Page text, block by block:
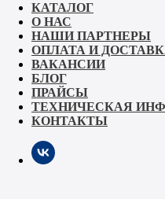
КАТАЛОГ
О НАС
НАШИ ПАРТНЕРЫ
ОПЛАТА И
ВАКАНСИИ
БЛОГ
ПРАЙСЫ
ТЕХНИЧЕСКАЯ
КОНТАКТЫ